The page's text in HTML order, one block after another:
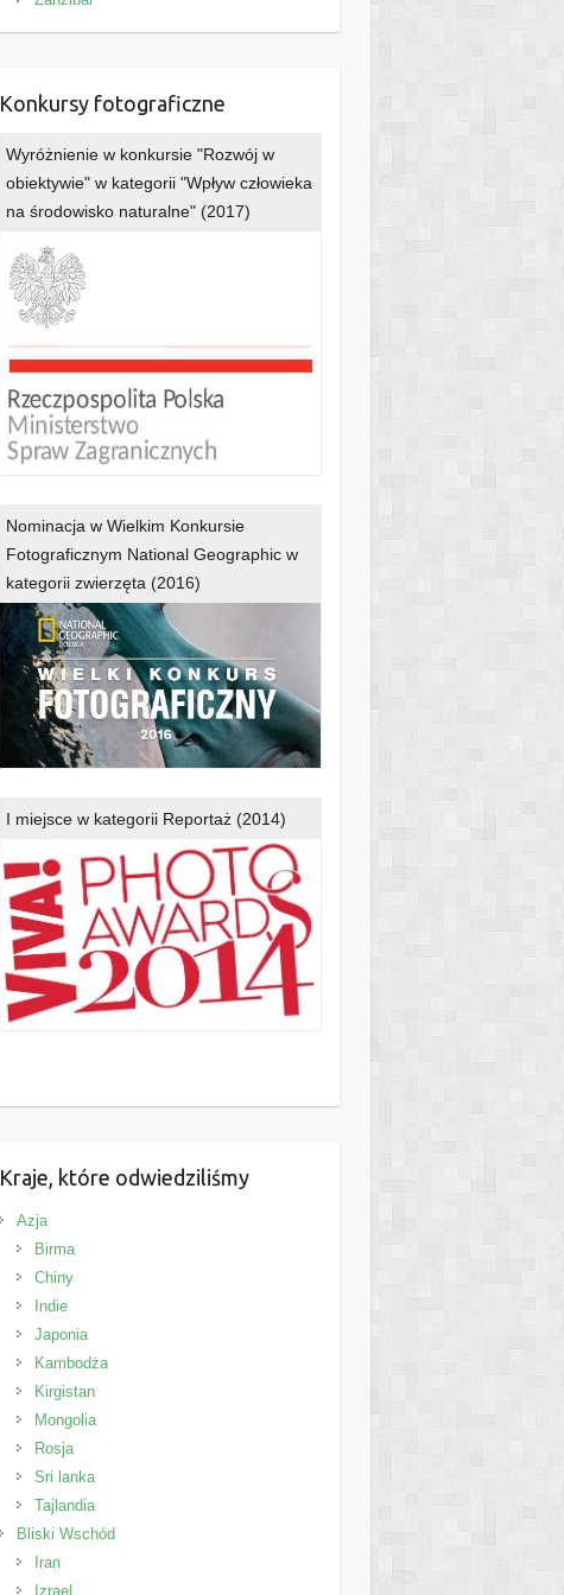
Konkursy fotograficzne
Wyróżnienie w konkursie "Rozwój w
obiektywie" w kategorii "Wpływ człowieka
na środowisko naturalne" (2017)
Nominacja w Wielkim Konkursie
Fotograficznym National Geographic w
kategorii zwierzęta (2016)
I miejsce w kategorii Reportaż (2014)
Kraje, które odwiedziliśmy
Azja
Birma
Chiny
Indie
Japonia
Kambodża
Kirgistan
Mongolia
Rosja
Sri lanka
Tajlandia
Bliski Wschód
Iran
Izrael